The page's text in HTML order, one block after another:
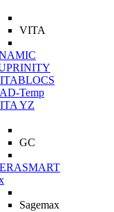
VITA
Temp
YZ
GC
Sagemax